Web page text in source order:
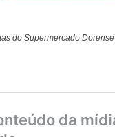
do Supermercado Dorense